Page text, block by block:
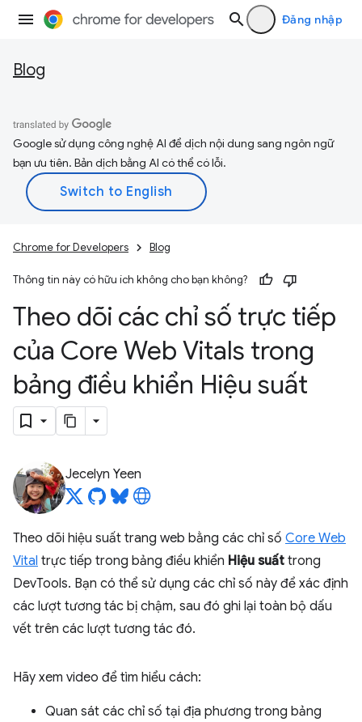
Đăng nhập
Blog
Google sử dụng công nghệ AI để dịch nội dung sang ngôn ngữ
bạn ưu tiên. Bản dịch bằng AI có thể có lỗi.
Chrome for Developers Blog
Thông tin này có hữu ích không cho bạn không?
Theo dõi các chỉ số trực tiếp
của Core Web Vitals trong
bảng điều khiển Hiệu suất
Jecelyn Yeen
Theo dõi hiệu suất trang web bằng các chỉ số Core Web
Vital trực tiếp trong bảng điều khiển Hiệu suất trong
DevTools. Bạn có thể sử dụng các chỉ số này để xác định
các lượt tương tác bị chậm, sau đó ghi lại toàn bộ dấu
vết trên các lượt tương tác đó.
Hãy xem video để tìm hiểu cách:
Quan sát các chỉ số tại địa phương trong bảng